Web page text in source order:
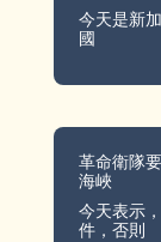
今天是新
國
革命衛隊
海峽
今天表示
件，否則